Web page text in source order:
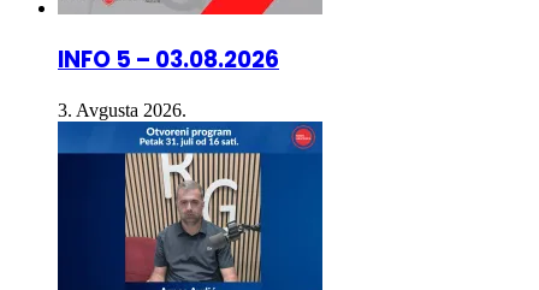
INFO 5 – 03.08.2026
3. Avgusta 2026.